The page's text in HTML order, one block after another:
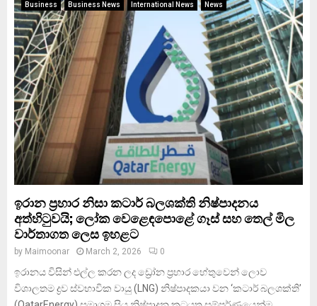
Business Business News International News News
ඉරාන ප්‍රහාර නිසා කටාර් බලශක්ති නිෂ්පාදනය
අත්හිටුවයි; ලෝක වෙළෙඳපොළේ ගෑස් සහ තෙල් මිල
වාර්තාගත ලෙස ඉහළට
by Maimoonar March 2, 2026 0
ඉරානය විසින් එල්ල කරන ලද ඩ්‍රෝන ප්‍රහාර හේතුවෙන් ලොව
විශාලතම ද්‍රව ස්වභාවික වායු (LNG) නිෂ්පාදකයා වන ‘කටාර් බලශක්ති’